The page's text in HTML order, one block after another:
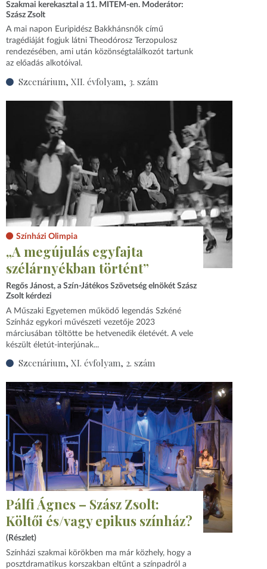
Szakmai kerekasztal a 11. MITEM-en. Moderátor:
Szász Zsolt
A mai napon Euripidész Bakkhánsnők című
tragédiáját fogjuk látni Theodórosz Terzopulosz
rendezésében, ami után közönségtalálkozót tartunk
az előadás alkotóival.
Szcenárium, XII. évfolyam, 3. szám
Színházi Olimpia
„A megújulás egyfajta
szélárnyékban történt”
Regős Jánost, a Szín-Játékos Szövetség elnökét Szász
Zsolt kérdezi
A Műszaki Egyetemen működő legendás Szkéné
Színház egykori művészeti vezetője 2023
márciusában töltötte be hetvenedik életévét. A vele
készült életút-interjúnak...
Szcenárium, XI. évfolyam, 2. szám
Pálfi Ágnes – Szász Zsolt:
Költői és/vagy epikus színház?
(Részlet)
Színházi szakmai körökben ma már közhely, hogy a
posztdramatikus korszakban eltűnt a színpadról a